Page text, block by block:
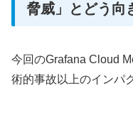
脅威」とどう向
今回のGrafana Cloud
術的事故以上のインパ